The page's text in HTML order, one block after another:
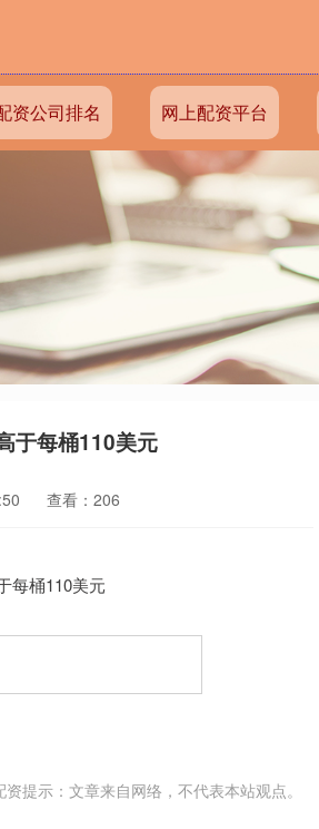
资公司排名 网上配资平台
于每桶110美元
查看：206
资提示：文章来自网络，不代表本站观点。